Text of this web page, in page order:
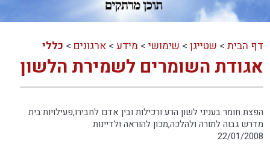
דף הבית > שטייגן > שימושי > מידע >ארגונים > כללי
אגודת השומרים לשמירת הלשון
הפצת חומר בעניני לשון הרע ורכילות ובין אדם לחבירו,פעילויות:בית
מדרש גבוה לתורה ולהלכה,מכון להוראה ולדיינות.
22/01/2008